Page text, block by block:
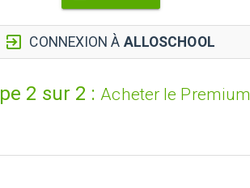
CONNEXION À ALLOSCHOOL
2 sur 2 :Acheter le Premium